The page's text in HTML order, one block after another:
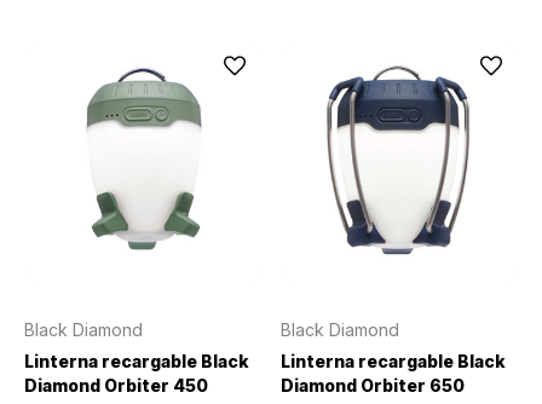
Black Diamond
Linterna recargable Black
Diamond Orbiter 450
Black Diamond
Linterna recargable Black
Diamond Orbiter 650